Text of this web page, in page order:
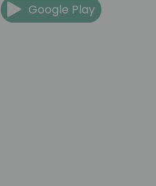
Google Play